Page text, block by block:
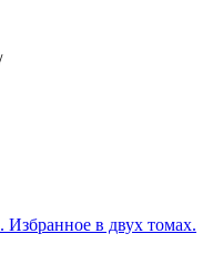
в двух томах.